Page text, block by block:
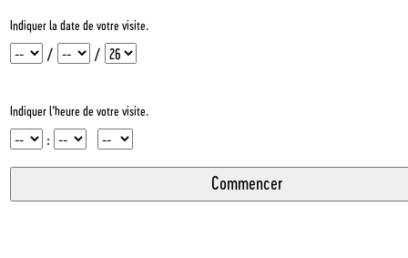
Indiquer la date de votre visite.
Mois / Jour / Année
Indiquer l’heure de votre visite.
Heure : Minute InputMeridian